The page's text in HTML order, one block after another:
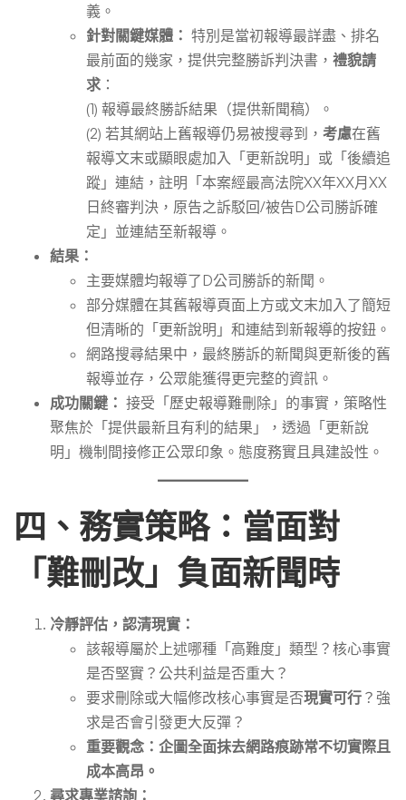
義。
針對關鍵媒體： 特別是當初報導最詳盡、排名
最前面的幾家，提供完整勝訴判決書， 禮貌請
求 ：
(1) 報導最終勝訴結果（提供新聞稿）。
(2) 若其網站上舊報導仍易被搜尋到， 考慮在舊
報導文末或顯眼處加入「更新說明」或「後續追
蹤」連結，註明「本案經最高法院XX年XX月XX
日終審判決，原告之訴駁回/被告D公司勝訴確
定」並連結至新報導。
結果：
主要媒體均報導了D公司勝訴的新聞。
部分媒體在其舊報導頁面上方或文末加入了簡短
但清晰的「更新說明」和連結到新報導的按鈕。
網路搜尋結果中，最終勝訴的新聞與更新後的舊
報導並存，公眾能獲得更完整的資訊。
成功關鍵： 接受「歷史報導難刪除」的事實，策略性
聚焦於「提供最新且有利的結果」，透過「更新說
明」機制間接修正公眾印象。態度務實且具建設性。
四、務實策略：當面對
「難刪改」負面新聞時
冷靜評估，認清現實：
該報導屬於上述哪種「高難度」類型？核心事實
是否堅實？公共利益是否重大？
要求刪除或大幅修改核心事實是否現實可行 ？強
求是否會引發更大反彈？
重要觀念：企圖全面抹去網路痕跡常不切實際且
成本高昂。
尋求專業諮詢：